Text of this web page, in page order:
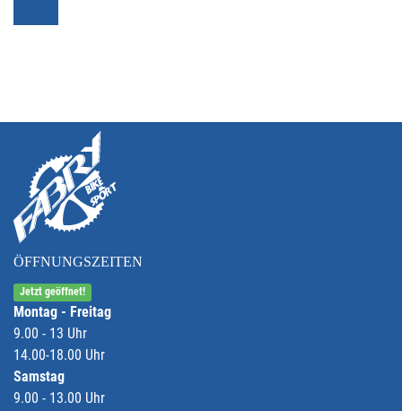
ÖFFNUNGSZEITEN
Jetzt geöffnet!
Montag - Freitag
9.00 - 13 Uhr
14.00-18.00 Uhr
Samstag
9.00 - 13.00 Uhr